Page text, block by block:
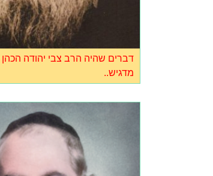
דברים שהיה הרב צבי יהודה הכהן
מדגיש..